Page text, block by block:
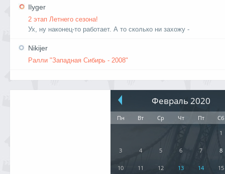
Ilyger
2 этап Летнего сезона!
Ух, ну наконец-то работает. А то сколько ни захожу -
Nikijer
Ралли "Западная Сибирь - 2008"
Февраль 2020
Пн Вт Ср Чт Пт
Сб
1
3 4 5 6 7 8
10 11 12 13 14 15